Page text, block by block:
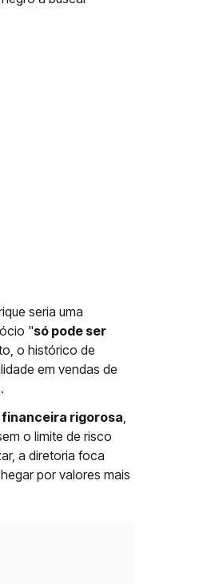
seria uma
"só pode ser
o histórico de
em vendas de
rigorosa,
o limite de risco
a diretoria foca
por valores mais